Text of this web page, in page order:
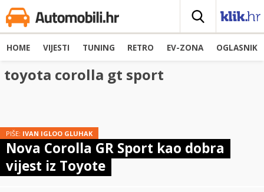
HOME VIJESTI TUNING RETRO EV-ZONA OGLASNIK
toyota corolla gt sport
PIŠE: IVAN IGLOO GLUHAK
Nova Corolla GR Sport kao dobra
vijest iz Toyote